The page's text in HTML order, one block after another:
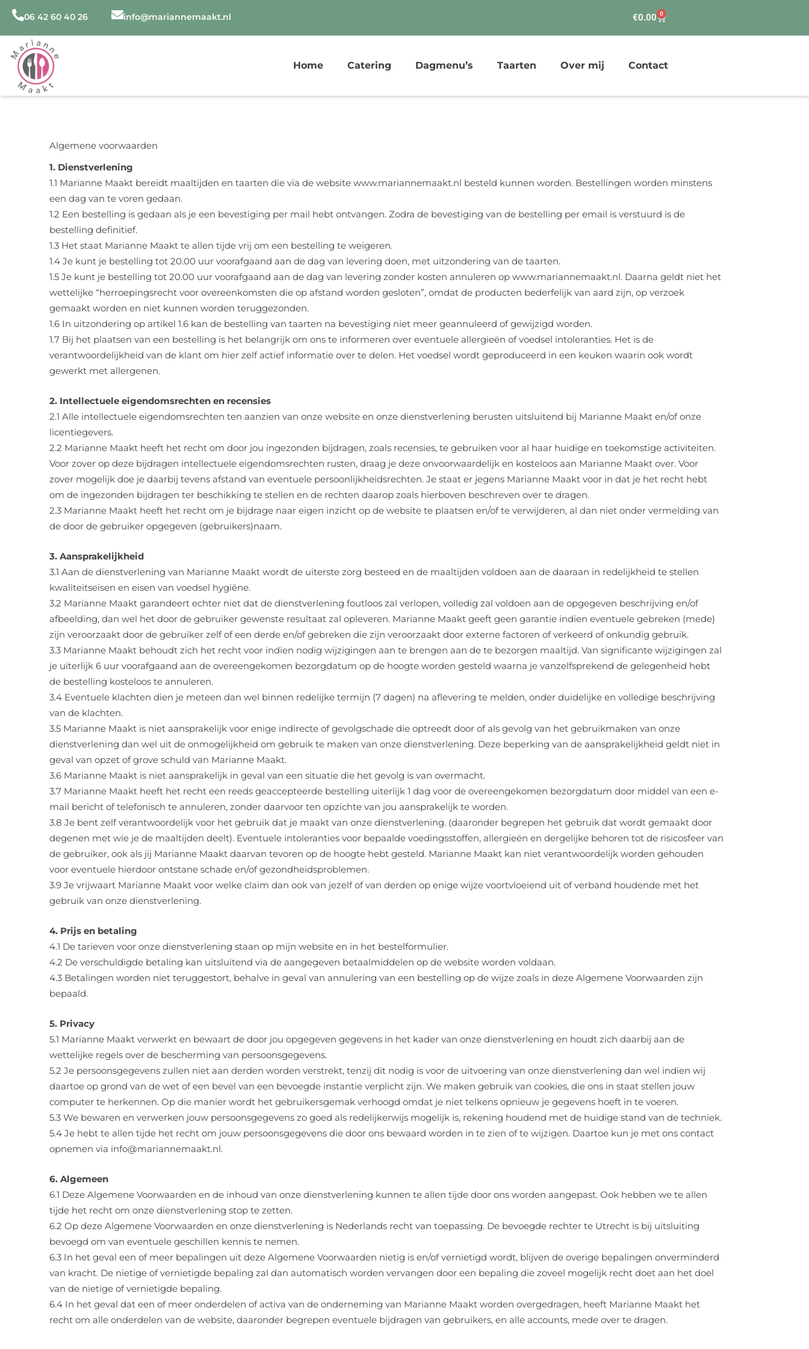
naar
de
inhoud
06 42 60 40 26 info@mariannemaakt.nl €0.00 0
Winkelwagen
Home Catering Dagmenu’s Taarten Over mij Contact
Algemene voorwaarden
1. Dienstverlening
1.1 Marianne Maakt bereidt maaltijden en taarten die via de website www.mariannemaakt.nl besteld kunnen worden. Bestellingen worden minstens
een dag van te voren gedaan.
1.2 Een bestelling is gedaan als je een bevestiging per mail hebt ontvangen. Zodra de bevestiging van de bestelling per email is verstuurd is de
bestelling definitief.
1.3 Het staat Marianne Maakt te allen tijde vrij om een bestelling te weigeren.
1.4 Je kunt je bestelling tot 20.00 uur voorafgaand aan de dag van levering doen, met uitzondering van de taarten.
1.5 Je kunt je bestelling tot 20.00 uur voorafgaand aan de dag van levering zonder kosten annuleren op www.mariannemaakt.nl. Daarna geldt niet het
wettelijke “herroepingsrecht voor overeenkomsten die op afstand worden gesloten”, omdat de producten bederfelijk van aard zijn, op verzoek
gemaakt worden en niet kunnen worden teruggezonden.
1.6 In uitzondering op artikel 1.6 kan de bestelling van taarten na bevestiging niet meer geannuleerd of gewijzigd worden.
1.7 Bij het plaatsen van een bestelling is het belangrijk om ons te informeren over eventuele allergieën of voedsel intoleranties. Het is de
verantwoordelijkheid van de klant om hier zelf actief informatie over te delen. Het voedsel wordt geproduceerd in een keuken waarin ook wordt
gewerkt met allergenen.
2. Intellectuele eigendomsrechten en recensies
2.1 Alle intellectuele eigendomsrechten ten aanzien van onze website en onze dienstverlening berusten uitsluitend bij Marianne Maakt en/of onze
licentiegevers.
2.2 Marianne Maakt heeft het recht om door jou ingezonden bijdragen, zoals recensies, te gebruiken voor al haar huidige en toekomstige activiteiten.
Voor zover op deze bijdragen intellectuele eigendomsrechten rusten, draag je deze onvoorwaardelijk en kosteloos aan Marianne Maakt over. Voor
zover mogelijk doe je daarbij tevens afstand van eventuele persoonlijkheidsrechten. Je staat er jegens Marianne Maakt voor in dat je het recht hebt
om de ingezonden bijdragen ter beschikking te stellen en de rechten daarop zoals hierboven beschreven over te dragen.
2.3 Marianne Maakt heeft het recht om je bijdrage naar eigen inzicht op de website te plaatsen en/of te verwijderen, al dan niet onder vermelding van
de door de gebruiker opgegeven (gebruikers)naam.
3. Aansprakelijkheid
3.1 Aan de dienstverlening van Marianne Maakt wordt de uiterste zorg besteed en de maaltijden voldoen aan de daaraan in redelijkheid te stellen
kwaliteitseisen en eisen van voedsel hygiëne.
3.2 Marianne Maakt garandeert echter niet dat de dienstverlening foutloos zal verlopen, volledig zal voldoen aan de opgegeven beschrijving en/of
afbeelding, dan wel het door de gebruiker gewenste resultaat zal opleveren. Marianne Maakt geeft geen garantie indien eventuele gebreken (mede)
zijn veroorzaakt door de gebruiker zelf of een derde en/of gebreken die zijn veroorzaakt door externe factoren of verkeerd of onkundig gebruik.
3.3 Marianne Maakt behoudt zich het recht voor indien nodig wijzigingen aan te brengen aan de te bezorgen maaltijd. Van significante wijzigingen zal
je uiterlijk 6 uur voorafgaand aan de overeengekomen bezorgdatum op de hoogte worden gesteld waarna je vanzelfsprekend de gelegenheid hebt
de bestelling kosteloos te annuleren.
3.4 Eventuele klachten dien je meteen dan wel binnen redelijke termijn (7 dagen) na aflevering te melden, onder duidelijke en volledige beschrijving
van de klachten.
3.5 Marianne Maakt is niet aansprakelijk voor enige indirecte of gevolgschade die optreedt door of als gevolg van het gebruikmaken van onze
dienstverlening dan wel uit de onmogelijkheid om gebruik te maken van onze dienstverlening. Deze beperking van de aansprakelijkheid geldt niet in
geval van opzet of grove schuld van Marianne Maakt.
3.6 Marianne Maakt is niet aansprakelijk in geval van een situatie die het gevolg is van overmacht.
3.7 Marianne Maakt heeft het recht een reeds geaccepteerde bestelling uiterlijk 1 dag voor de overeengekomen bezorgdatum door middel van een e-
mail bericht of telefonisch te annuleren, zonder daarvoor ten opzichte van jou aansprakelijk te worden.
3.8 Je bent zelf verantwoordelijk voor het gebruik dat je maakt van onze dienstverlening. (daaronder begrepen het gebruik dat wordt gemaakt door
degenen met wie je de maaltijden deelt). Eventuele intoleranties voor bepaalde voedingsstoffen, allergieën en dergelijke behoren tot de risicosfeer van
de gebruiker, ook als jij Marianne Maakt daarvan tevoren op de hoogte hebt gesteld. Marianne Maakt kan niet verantwoordelijk worden gehouden
voor eventuele hierdoor ontstane schade en/of gezondheidsproblemen.
3.9 Je vrijwaart Marianne Maakt voor welke claim dan ook van jezelf of van derden op enige wijze voortvloeiend uit of verband houdende met het
gebruik van onze dienstverlening.
4. Prijs en betaling
4.1 De tarieven voor onze dienstverlening staan op mijn website en in het bestelformulier.
4.2 De verschuldigde betaling kan uitsluitend via de aangegeven betaalmiddelen op de website worden voldaan.
4.3 Betalingen worden niet teruggestort, behalve in geval van annulering van een bestelling op de wijze zoals in deze Algemene Voorwaarden zijn
bepaald.
5. Privacy
5.1 Marianne Maakt verwerkt en bewaart de door jou opgegeven gegevens in het kader van onze dienstverlening en houdt zich daarbij aan de
wettelijke regels over de bescherming van persoonsgegevens.
5.2 Je persoonsgegevens zullen niet aan derden worden verstrekt, tenzij dit nodig is voor de uitvoering van onze dienstverlening dan wel indien wij
daartoe op grond van de wet of een bevel van een bevoegde instantie verplicht zijn. We maken gebruik van cookies, die ons in staat stellen jouw
computer te herkennen. Op die manier wordt het gebruikersgemak verhoogd omdat je niet telkens opnieuw je gegevens hoeft in te voeren.
5.3 We bewaren en verwerken jouw persoonsgegevens zo goed als redelijkerwijs mogelijk is, rekening houdend met de huidige stand van de techniek.
5.4 Je hebt te allen tijde het recht om jouw persoonsgegevens die door ons bewaard worden in te zien of te wijzigen. Daartoe kun je met ons contact
opnemen via info@mariannemaakt.nl.
6. Algemeen
6.1 Deze Algemene Voorwaarden en de inhoud van onze dienstverlening kunnen te allen tijde door ons worden aangepast. Ook hebben we te allen
tijde het recht om onze dienstverlening stop te zetten.
6.2 Op deze Algemene Voorwaarden en onze dienstverlening is Nederlands recht van toepassing. De bevoegde rechter te Utrecht is bij uitsluiting
bevoegd om van eventuele geschillen kennis te nemen.
6.3 In het geval een of meer bepalingen uit deze Algemene Voorwaarden nietig is en/of vernietigd wordt, blijven de overige bepalingen onverminderd
van kracht. De nietige of vernietigde bepaling zal dan automatisch worden vervangen door een bepaling die zoveel mogelijk recht doet aan het doel
van de nietige of vernietigde bepaling.
6.4 In het geval dat een of meer onderdelen of activa van de onderneming van Marianne Maakt worden overgedragen, heeft Marianne Maakt het
recht om alle onderdelen van de website, daaronder begrepen eventuele bijdragen van gebruikers, en alle accounts, mede over te dragen.